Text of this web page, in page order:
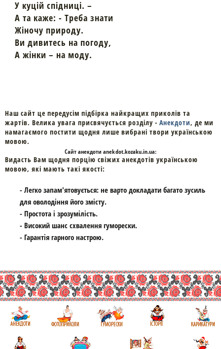
У куцій спідниці. –
А та каже: - Треба знати
Жіночу природу.
Ви дивитесь на погоду,
А жінки – на моду.
Наш сайт це передусім підбірка найкращих приколів та
жартів. Велика увага присвячується розділу - Анекдоти, де ми
намагаємого постити щодня лише вибрані твори українською
мовою.
Cайтанекдоти anekdot.kozaku.in.ua:
Видасть Вам щодня порцію свіжих анекдотів українською
мовою, які мають такі якості:
- Легко запам'ятовується: не варто докладати багато зусиль
для оволодіння його змісту.
- Простота і зрозумілість.
- Високий шанс схвалення гуморески.
- Гарантія гарного настрою.